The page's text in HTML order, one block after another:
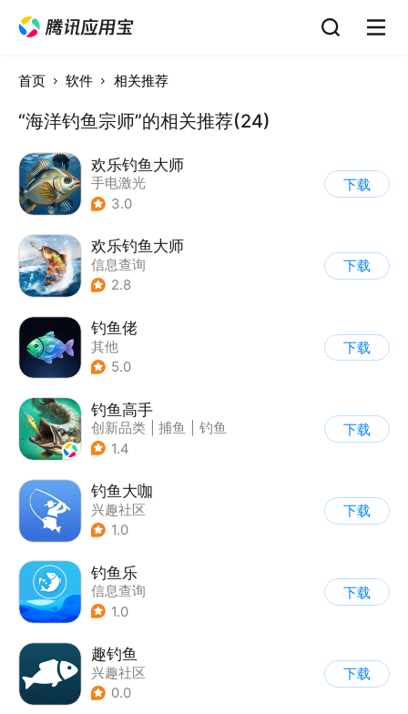
首页 软件 相关推荐
“海洋钓鱼宗师”的相关推荐(24)
欢乐钓鱼大师
手电激光
3.0
下载
欢乐钓鱼大师
信息查询
2.8
下载
钓鱼佬
其他
5.0
下载
钓鱼高手
创新品类 捕鱼
钓鱼
| 治愈
1.4
下载
钓鱼大咖
兴趣社区
1.0
下载
钓鱼乐
信息查询
1.0
下载
趣钓鱼
兴趣社区
0.0
下载